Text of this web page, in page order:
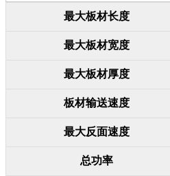
最大板材长度
最大板材宽度
最大板材厚度
板材输送速度
最大反面速度
总功率